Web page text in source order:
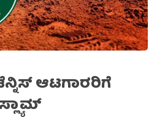
ಆಟಗಾರರಿಗೆ